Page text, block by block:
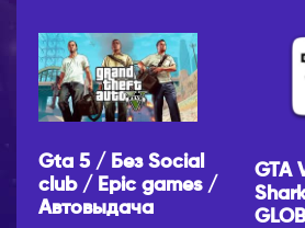
Gta 5 / Без Social
club / Epic games /
Автовыдача
GTA